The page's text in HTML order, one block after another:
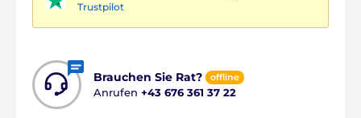
Trustpilot
Brauchen Sie Rat? offline
Anrufen +43 676 361 37 22